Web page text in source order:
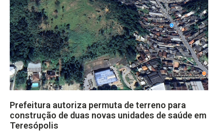
Prefeitura autoriza permuta de terreno para
construção de duas novas unidades de saúde em
Teresópolis